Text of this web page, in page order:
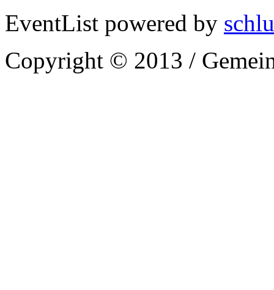
EventList powered by
Copyright © 2013 /